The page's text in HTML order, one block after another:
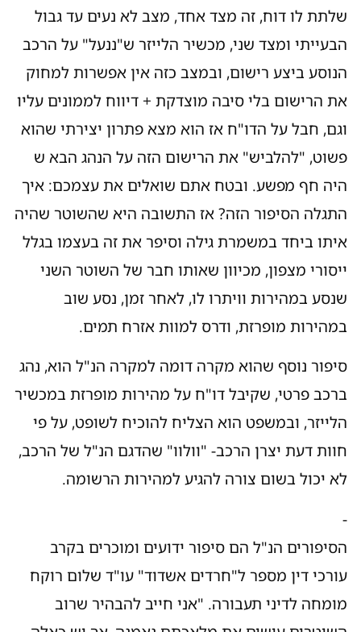
שלתת לו דוח, זה מצד אחד, מצב לא נעים עד גבול
הבעייתי ומצד שני, מכשיר הלייזר ש"ננעל" על הרכב
הנוסע ביצע רישום, ובמצב כזה אין אפשרות למחוק
את הרישום בלי סיבה מוצדקת + דיווח לממונים עליו
וגם, חבל על הדו"ח אז הוא מצא פתרון יצירתי שהוא
פשוט, "להלביש" את הרישום הזה על הנהג הבא ש
היה חף מפשע. ובטח אתם שואלים את עצמכם: איך
התגלה הסיפור הזה? אז התשובה היא שהשוטר שהיה
איתו ביחד במשמרת גילה וסיפר את זה בעצמו בגלל
ייסורי מצפון, מכיוון שאותו חבר של השוטר השני
שנסע במהירות וויתרו לו, לאחר זמן, נסע שוב
במהירות מופרזת, ודרס למוות אזרח תמים.
סיפור נוסף שהוא מקרה דומה למקרה הנ"ל הוא, נהג
ברכב פרטי, שקיבל דו"ח על מהירות מופרזת במכשיר
הלייזר, ובמשפט הוא הצליח להוכיח לשופט, על פי
חוות דעת יצרן הרכב- "וולוו" שהדגם הנ"ל של הרכב,
לא יכול בשום צורה להגיע למהירות הרשומה.
-
הסיפורים הנ"ל הם סיפור ידועים ומוכרים בקרב
עורכי דין מספר ל"חרדים אשדוד" עו"ד שלום רוקח
מומחה לדיני תעבורה. "אני חייב להבהיר שרוב